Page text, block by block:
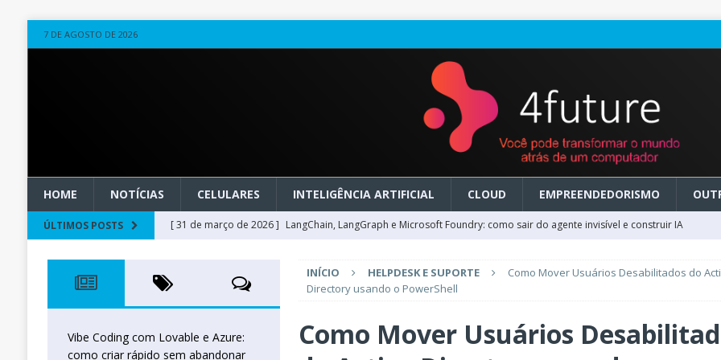
7 DE AGOSTO DE 2026
HOME NOTÍCIAS CELULARES INTELIGÊNCIA ARTIFICIAL CLOUD EMPREENDEDORISMO
ÚLTIMOS POSTS [ 31 de março de 2026 ] LangChain, LangGraph e Microsoft Foundry: como sair do agente invisível e construir IA
[ 20 de março de 2026 ]
Microsoft Foundry em GA: como migrar do clássico sem transformar IA em dívida
técnica
INTELIGÊNCIA ARTIFICIAL
[ 27 de fevereiro de 2026 ]
Voice Agents no Microsoft Foundry: como desenhar experiências de voz em tempo
INÍCIO HELPDESK E SUPORTE
Como Mover Usuários Desabilitados do
Directory usando o PowerShell
Como Mover Usuários
Vibe Coding com Lovable e Azure:
como criar rápido sem abandonar